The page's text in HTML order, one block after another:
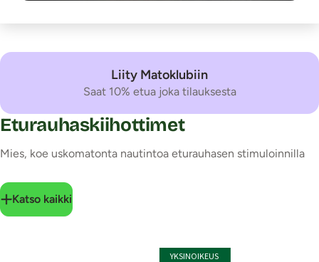
Liity Matoklubiin
Saat 10% etua joka tilauksesta
Eturauhaskiihottimet
Mies, koe uskomatonta nautintoa eturauhasen stimuloinnilla
YKSINOIKEUS
Katso kaikki